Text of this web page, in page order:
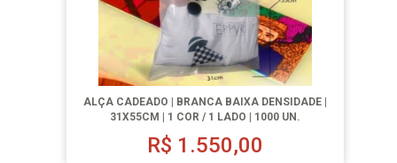
ALÇA CADEADO | BRANCA BAIXA DENSIDADE |
31X55CM | 1 COR / 1 LADO | 1000 UN.
R$ 1.550,00